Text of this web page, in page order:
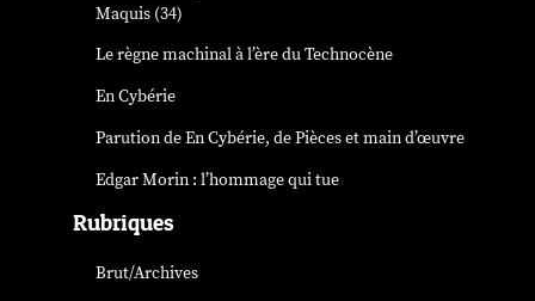
Maquis (34)
Le règne machinal à l’ère du Technocène
En Cybérie
Parution deEn Cybérie, de Pièces et main d’œuvre
Edgar Morin : l’hommage qui tue
Rubriques
Brut/Archives